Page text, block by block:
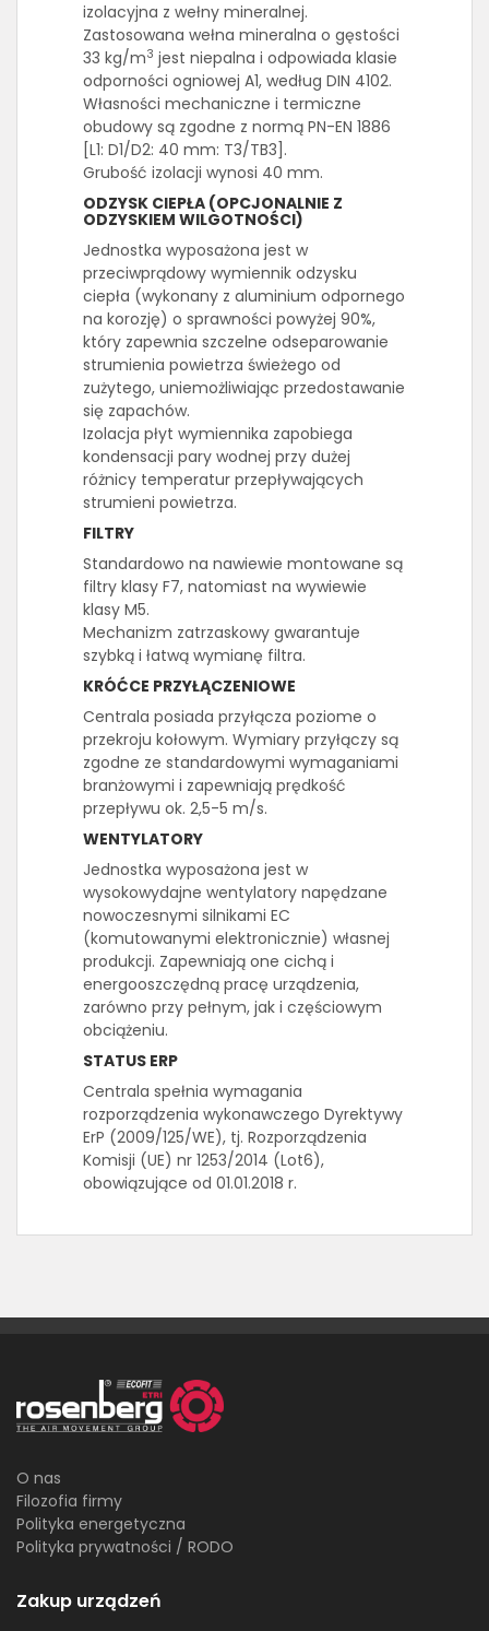
izolacyjna z wełny mineralnej.
Zastosowana wełna mineralna o gęstości
33 kg/m3 jest niepalna i odpowiada klasie
odporności ogniowej A1, według DIN 4102.
Własności mechaniczne i termiczne
obudowy są zgodne z normą PN-EN 1886
[L1: D1/D2: 40 mm: T3/TB3].
Grubość izolacji wynosi 40 mm.
ODZYSK CIEPŁA (OPCJONALNIE Z
ODZYSKIEM WILGOTNOŚCI)
Jednostka wyposażona jest w
przeciwprądowy wymiennik odzysku
ciepła (wykonany z aluminium odpornego
na korozję) o sprawności powyżej 90%,
który zapewnia szczelne odseparowanie
strumienia powietrza świeżego od
zużytego, uniemożliwiając przedostawanie
się zapachów.
Izolacja płyt wymiennika zapobiega
kondensacji pary wodnej przy dużej
różnicy temperatur przepływających
strumieni powietrza.
FILTRY
Standardowo na nawiewie montowane są
filtry klasy F7, natomiast na wywiewie
klasy M5.
Mechanizm zatrzaskowy gwarantuje
szybką i łatwą wymianę filtra.
KRÓĆCE PRZYŁĄCZENIOWE
Centrala posiada przyłącza poziome o
przekroju kołowym. Wymiary przyłączy są
zgodne ze standardowymi wymaganiami
branżowymi i zapewniają prędkość
przepływu ok. 2,5-5 m/s.
WENTYLATORY
Jednostka wyposażona jest w
wysokowydajne wentylatory napędzane
nowoczesnymi silnikami EC
(komutowanymi elektronicznie) własnej
produkcji. Zapewniają one cichą i
energooszczędną pracę urządzenia,
zarówno przy pełnym, jak i częściowym
obciążeniu.
STATUS ERP
Centrala spełnia wymagania
rozporządzenia wykonawczego Dyrektywy
ErP (2009/125/WE), tj. Rozporządzenia
Komisji (UE) nr 1253/2014 (Lot6),
obowiązujące od 01.01.2018 r.
O nas
Filozofia firmy
Polityka energetyczna
Polityka prywatności / RODO
Zakup urządzeń